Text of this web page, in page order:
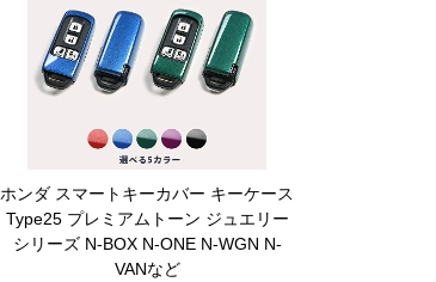
ホンダ スマートキーカバー キーケース
Type25 プレミアムトーン ジュエリー
シリーズ N-BOX N-ONE N-WGN N-
VANなど